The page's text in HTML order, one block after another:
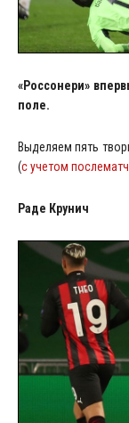
«Россонери»
поле.
Выделяем пять
(с учетом
Раде Крунич